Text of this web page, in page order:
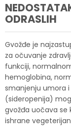
ODRASLIH
Gvožđe je
za očuvanje
funkciji,
hemoglobina,
smanjenju umora i
(sideropenija)
gvožđa uočava se
ishrane